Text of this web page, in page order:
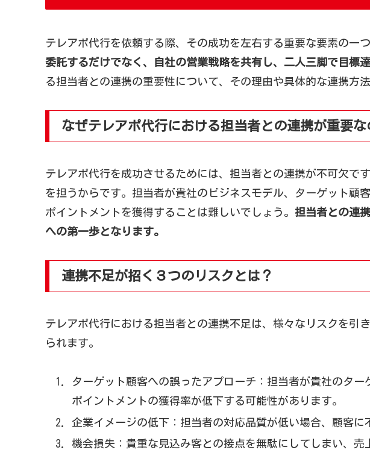
テレアポ代行を依頼する際、その成功を左右する重要な要素の一
委託するだけでなく、自社の営業戦略を共有し、二人三脚で目標
る担当者との連携の重要性について、その理由や具体的な連携方
なぜテレアポ代行における担当者との連携が重要な
テレアポ代行を成功させるためには、担当者との連携が不可欠で
を担うからです。担当者が貴社のビジネスモデル、ターゲット顧
ポイントメントを獲得することは難しいでしょう。 担当者との連
への第一歩となります。
連携不足が招く３つのリスクとは？
テレアポ代行における担当者との連携不足は、様々なリスクを引
られます。
ターゲット顧客への誤ったアプローチ：担当者が貴社のタ
ポイントメントの獲得率が低下する可能性があります。
企業イメージの低下：担当者の対応品質が低い場合、顧客
機会損失：貴重な見込み客との接点を無駄にしてしまい、売